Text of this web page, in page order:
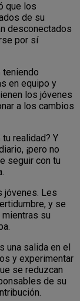
que los
de su
desconectados
por sí
teniendo
en equipo y
los jóvenes
a los cambios
realidad? Y
¡pero no
seguir con tu
jóvenes. Les
y se
su
una salida en el
y experimentar
se reduzcan
de su